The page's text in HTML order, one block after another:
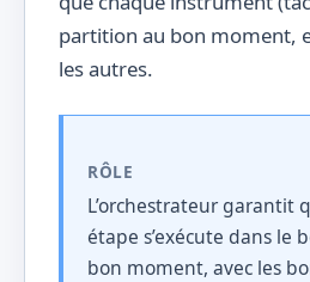
partition au bon moment,
les autres.
RÔLE
L’orchestrateur garantit
étape s’exécute dans le
bon moment, avec les